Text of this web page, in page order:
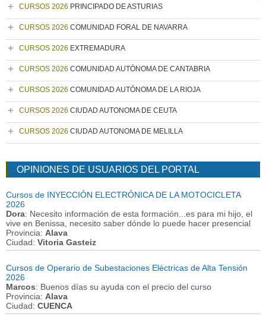
CURSOS 2026 PRINCIPADO DE ASTURIAS
CURSOS 2026 COMUNIDAD FORAL DE NAVARRA
CURSOS 2026 EXTREMADURA
CURSOS 2026 COMUNIDAD AUTÓNOMA DE CANTABRIA
CURSOS 2026 COMUNIDAD AUTÓNOMA DE LA RIOJA
CURSOS 2026 CIUDAD AUTONOMA DE CEUTA
CURSOS 2026 CIUDAD AUTONOMA DE MELILLA
OPINIONES DE USUARIOS DEL PORTAL
Cursos de INYECCIÓN ELECTRÓNICA DE LA MOTOCICLETA
2026
Dora: Necesito información de esta formación...es para mi hijo, el
vive en Benissa, necesito saber dónde lo puede hacer presencial
Provincia: Alava
Ciudad: Vitoria Gasteiz
Cursos de Operario de Subestaciones Eléctricas de Alta Tensión
2026
Marcos: Buenos días su ayuda con el precio del curso
Provincia: Alava
Ciudad: CUENCA